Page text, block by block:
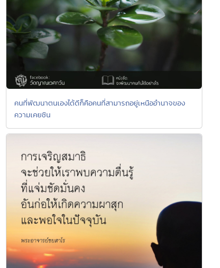
คนที่พัฒนาตนเองได้ดีก็คือคนที่สามารถอยู่เหนืออำนาจของ
ความเคยชิน